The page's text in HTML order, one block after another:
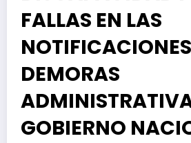
FALLAS EN LAS
DEMORAS
GOBIERNO